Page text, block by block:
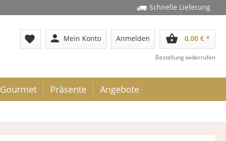
Schnelle Lieferung
favorite person Mein Konto Anmelden shopping_basket 0,00 € *
Bestellung widerrufen
Gourmet Präsente Angebote